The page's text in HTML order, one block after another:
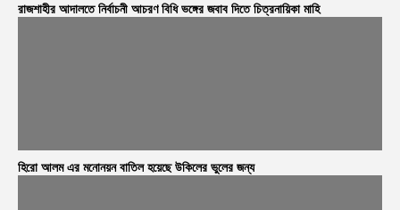
রাজশাহীর আদালতে নির্বাচনী আচরণ বিধি ভঙ্গের জবাব দিতে চিত্রনায়িকা মাহি
হিরো আলম এর মনোনয়ন বাতিল হয়েছে উকিলের ভুলের জন্য